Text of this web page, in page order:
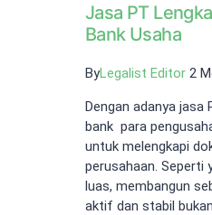
Jasa PT
Bank Usaha
ByLegalist Editor 2
Dengan adanya jasa
bank para
untuk melengkapi
perusahaan. Seperti
luas, membangun
aktif dan stabil